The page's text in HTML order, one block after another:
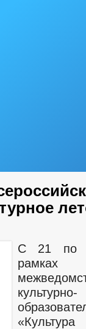
С 21 по
рамках
культурно-